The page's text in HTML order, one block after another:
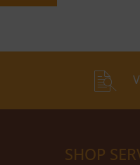
SHOP